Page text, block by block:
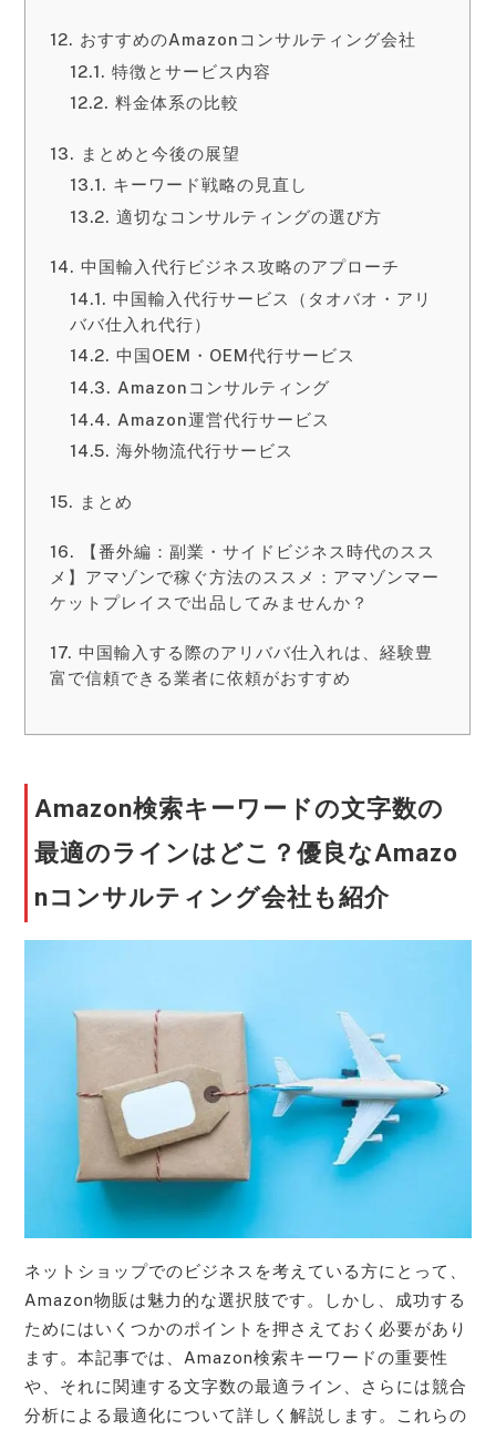
おすすめのAmazonコンサルティング会社
特徴とサービス内容
料金体系の比較
まとめと今後の展望
キーワード戦略の見直し
適切なコンサルティングの選び方
中国輸入代行ビジネス攻略のアプローチ
中国輸入代行サービス（タオバオ・アリ
ババ仕入れ代行）
中国OEM・OEM代行サービス
Amazonコンサルティング
Amazon運営代行サービス
海外物流代行サービス
まとめ
【番外編：副業・サイドビジネス時代のスス
メ】アマゾンで稼ぐ方法のススメ：アマゾンマー
ケットプレイスで出品してみませんか？
中国輸入する際のアリババ仕入れは、経験豊
富で信頼できる業者に依頼がおすすめ
Amazon検索キーワードの文字数の
最適のラインはどこ？優良なAmazo
nコンサルティング会社も紹介
ネットショップでのビジネスを考えている方にとって、
Amazon物販は魅力的な選択肢です。しかし、成功する
ためにはいくつかのポイントを押さえておく必要があり
ます。本記事では、Amazon検索キーワードの重要性
や、それに関連する文字数の最適ライン、さらには競合
分析による最適化について詳しく解説します。これらの